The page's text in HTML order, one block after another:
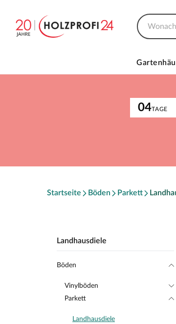
04TAGE
Startseite Böden Parkett
Landhausdiele
Böden
Vinylböden
Parkett
Landhausdiele